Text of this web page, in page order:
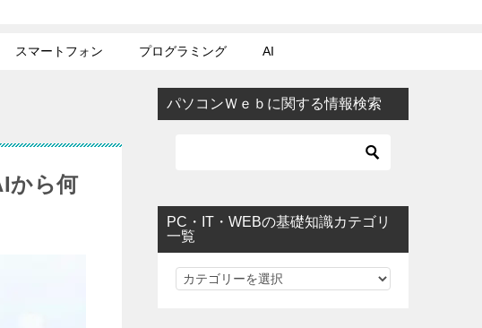
スマートフォン プログラミング AI
から何
パソコンＷｅｂに関する情報検索
PC・IT・WEBの基礎知識カテゴリ
一覧
PC・IT・WEBの基礎知識カテゴリ一覧